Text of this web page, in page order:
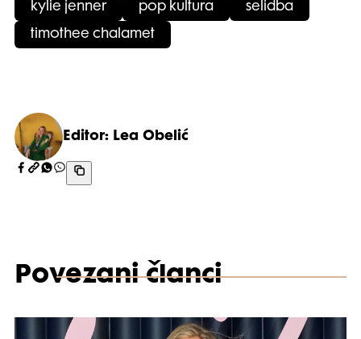
kylie jenner pop kultura selidba
timothee chalamet
Editor: Lea Obelić
Povezani članci